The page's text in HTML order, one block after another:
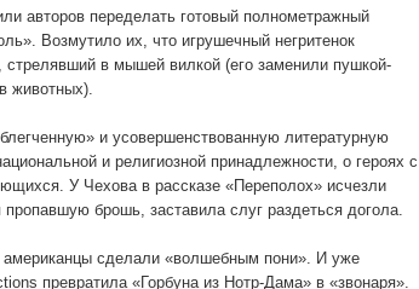
авторов переделать готовый полнометражный
Возмутило их, что игрушечный негритенок
стрелявший в мышей вилкой (его заменили пушкой-
животных).
и усовершенствованную литературную
и религиозной принадлежности, о героях с
У Чехова в рассказе «Переполох» исчезли
брошь, заставила слуг раздеться догола.
американцы сделали «волшебным пони». И уже
превратила «Горбуна из Нотр-Дама» в «звонаря».